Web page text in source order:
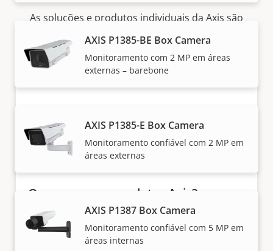
AXIS P1385-BE Box Camera
Monitoramento com 2 MP em áreas
externas – barebone
AXIS P1385-E Box Camera
Monitoramento confiável com 2 MP em
áreas externas
AXIS P1387 Box Camera
Monitoramento confiável com 5 MP em
áreas internas
As soluções e produtos individuais da Axis são
vendidos e instalados por nossos parceiros
Quer comprar produtos Axis?
Encontre revendedores, integradores de
sistema e instaladores de produtos e sistemas